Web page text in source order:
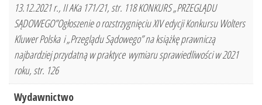
13.12.2021 r., II AKa 171/21, str. 118 KONKURS „PRZEGLĄDU
SĄDOWEGO”Ogłoszenie o rozstrzygnięciu XIV edycji Konkursu Wolters
Kluwer Polska i „Przeglądu Sądowego” na książkę prawniczą
najbardziej przydatną w praktyce wymiaru sprawiedliwości w 2021
roku, str. 126
Wydawnictwo